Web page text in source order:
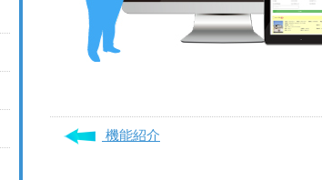
機能紹介